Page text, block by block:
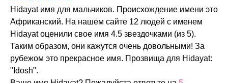
Hidayat имя для мальчиков. Происхождение имени это
Африканский. На нашем сайте 12 людей с именем
Hidayat оценили свое имя 4.5 звездочками (из 5).
Таким образом, они кажутся очень довольными! За
рубежом это прекрасное имя. Прозвища для Hidayat:
"Idosh".